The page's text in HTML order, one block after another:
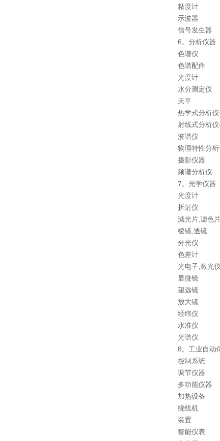
粘度计
示波器
信号发生器
6。分析仪器
色谱仪
色谱配件
光度计
水分测定仪
天平
热学式分析仪
射线式分析仪
波谱仪
物理特性分
摄影仪器
频谱分析仪
7。光学仪器
光度计
折射仪
滤光片,滤色
棱镜,透镜
分光仪
色差计
光电子,激光
显微镜
望远镜
放大镜
经纬仪
水准仪
光谱仪
8。工业自动
控制系统
调节仪器
多功能仪器
加热设备
绕线机
装置
智能仪表